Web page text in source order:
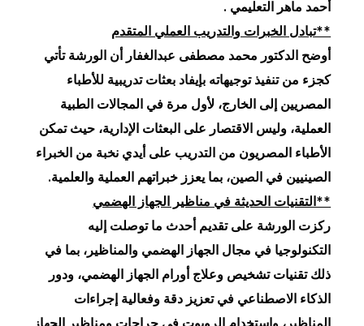
أحمد ماهر التعليمي .
**تبادل الخبرات والتدريب العملي المتقدم
أوضح الدكتور محمد مصطفى عبدالغفار أن الورشة تأتي
كجزء من تنفيذ توجيهاته بإيفاد بعثات تدريبية للأطباء
المصريين إلى الخارج، لأول مرة في المجالات الطبية
العملية، وليس الاقتصار على البعثات الإدارية، حيث تمكن
الأطباء المصريون من التدريب على أيدي نخبة من الخبراء
الصينيين في الصين، بما يعزز خبراتهم العملية والعلمية.
**التقنيات الحديثة في مناظير الجهاز الهضمي
ركزت الورشة على تقديم أحدث ما توصلت إليه
التكنولوجيا في مجال الجهاز الهضمي والمناظير، بما في
ذلك تقنيات تشخيص وعلاج أورام الجهاز الهضمي، ودور
الذكاء الاصطناعي في تعزيز دقة وفعالية إجراءات